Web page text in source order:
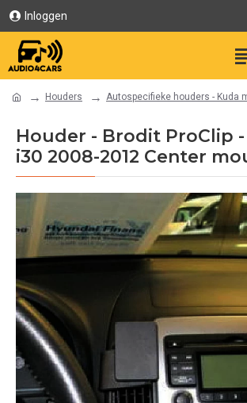
Inloggen
Houders Autospecifieke houders - Kuda
Houder - Brodit ProClip
i30 2008-2012 Center